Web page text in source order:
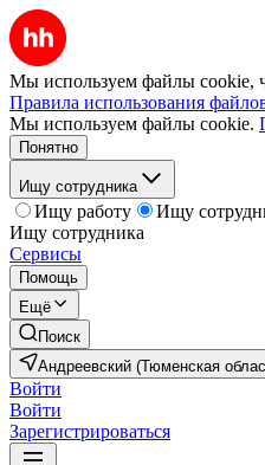
Мы используем файлы cookie,
Правила использования
Мы используем файлы cookie.
Понятно
Ищу сотрудника
Ищу работу
Ищу
Ищу сотрудника
Сервисы
Помощь
Ещё
Поиск
Андреевский (Тюменская
Войти
Войти
Зарегистрироваться